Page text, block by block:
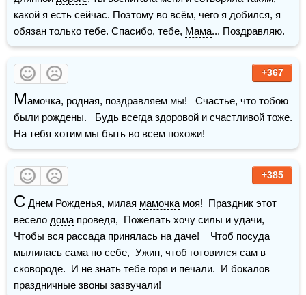
какой я есть сейчас. Поэтому во всём, чего я добился, я
обязан только тебе. Спасибо, тебе, Мама... Поздравляю.
+367
Мамочка, родная, поздравляем мы! Счастье, что тобою
были рождены.   Будь всегда здоровой и счастливой тоже.
На тебя хотим мы быть во всем похожи!
+385
С Днем Рожденья, милая мамочка моя!  Праздник этот
весело дома проведя,  Пожелать хочу силы и удачи,
Чтобы вся рассада принялась на даче!    Чтоб посуда
мылилась сама по себе,  Ужин, чтоб готовился сам в
сковороде.  И не знать тебе горя и печали.  И бокалов
праздничные звоны зазвучали!